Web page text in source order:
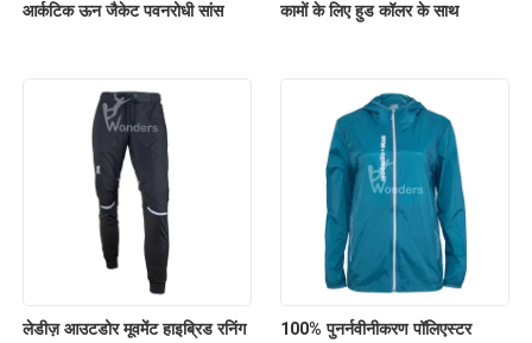
आर्कटिक ऊन जैकेट पवनरोधी सांस
कामों के लिए हुड कॉलर के साथ
लेडीज़ आउटडोर मूवमेंट हाइब्रिड रनिंग
100% पुनर्नवीनीकरण पॉलिएस्टर